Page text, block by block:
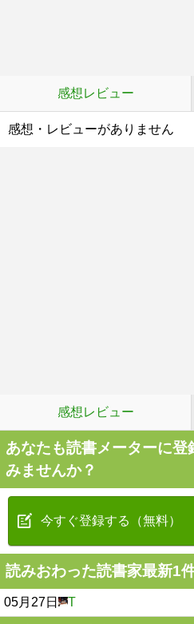
感想レビュー
感想・レビューがありません
感想レビュー
あなたも読書メーターに登
みませんか？
今すぐ登録する（無料）
読みおわった読書家最新1
05月27日 T